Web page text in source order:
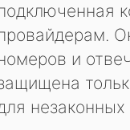
и
незаконных